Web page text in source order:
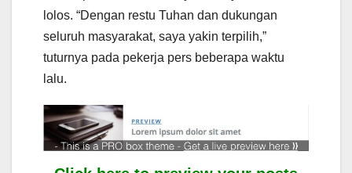
lolos. “Dengan restu Tuhan dan dukungan
seluruh masyarakat, saya yakin terpilih,”
tuturnya pada pekerja pers beberapa waktu
lalu.